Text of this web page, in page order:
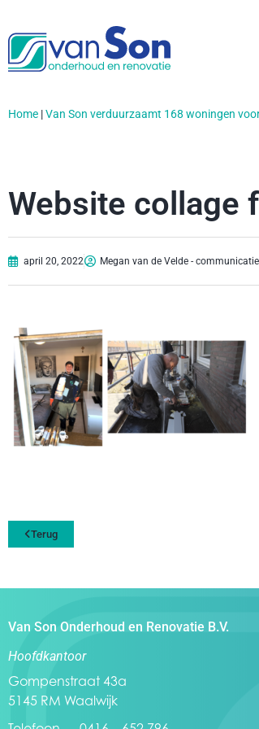
Home |Van Son verduurzaamt 168 woningen
Website collage
april 20, 2022 Megan van de Velde -
Terug
Van Son Onderhoud en Renovatie B.V.
Hoofdkantoor
Gompenstraat 43a
5145 RM Waalwijk